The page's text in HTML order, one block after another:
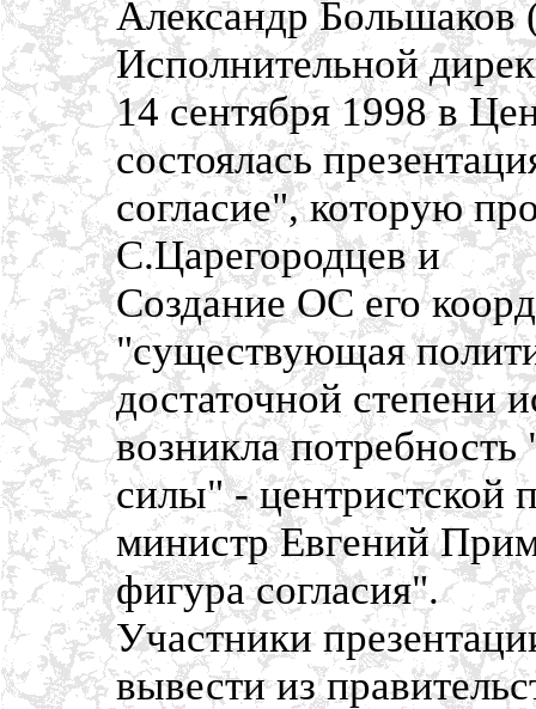
Александр Большаков
Исполнительной
14 сентября 1998 в
состоялась
согласие", которую
С.Царегородцев и
Создание ОС его
"существующая
достаточной степени
возникла
силы" - центристской
министр Евгений
фигура согласия".
Участники
вывести из